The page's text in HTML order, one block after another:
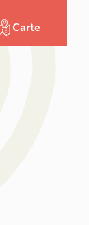
Carte